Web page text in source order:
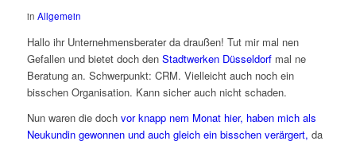
in Allgemein
Hallo ihr Unternehmensberater da draußen! Tut mir mal nen
Gefallen und bietet doch den Stadtwerken Düsseldorfmal ne
Beratung an. Schwerpunkt: CRM. Vielleicht auch noch ein
bisschen Organisation. Kann sicher auch nicht schaden.
Nun waren die dochvor knapp nem Monat hier, haben mich als
Neukundin gewonnen und auch gleich ein bisschen verärgert, da